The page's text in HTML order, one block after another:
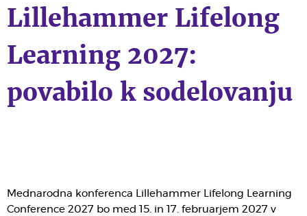
Lillehammer Lifelong
Learning 2027:
povabilo k sodelovanju
Mednarodna konferenca Lillehammer Lifelong Learning
Conference 2027 bo med 15. in 17. februarjem 2027 v